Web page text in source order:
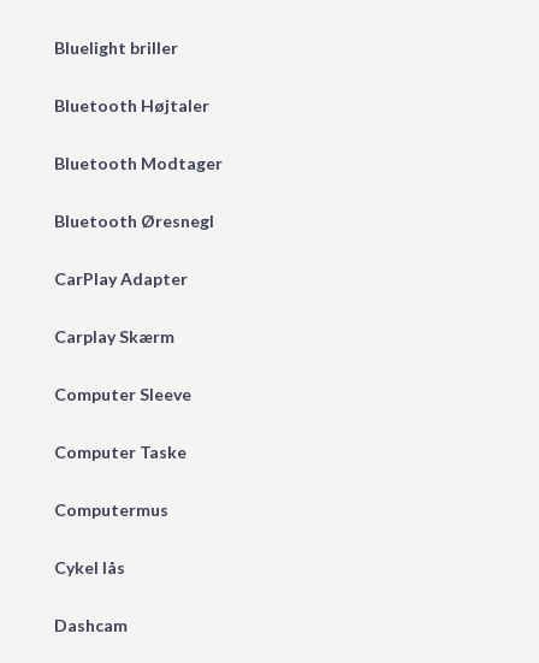
Bluelight briller
Bluetooth Højtaler
Bluetooth Modtager
Bluetooth Øresnegl
CarPlay Adapter
Carplay Skærm
Computer Sleeve
Computer Taske
Computermus
Cykel lås
Dashcam